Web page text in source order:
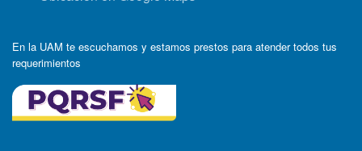
En la UAM te escuchamos y estamos prestos para atender todos tus
requerimientos